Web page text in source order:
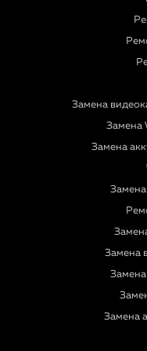
Замена
Замена
Замена
Замена
Замена